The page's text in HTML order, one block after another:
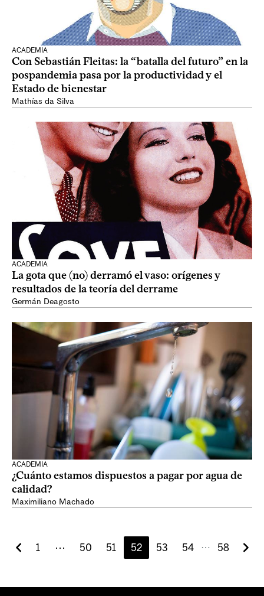
ACADEMIA
Con Sebastián Fleitas: la “batalla del futuro” en la
pospandemia pasa por la productividad y el
Estado de bienestar
Mathías da Silva
ACADEMIA
La gota que (no) derramó el vaso: orígenes y
resultados de la teoría del derrame
Germán Deagosto
ACADEMIA
¿Cuánto estamos dispuestos a pagar por agua de
calidad?
Maximiliano Machado
1 ⋯ 50 51 52 53 54 ⋯ 58